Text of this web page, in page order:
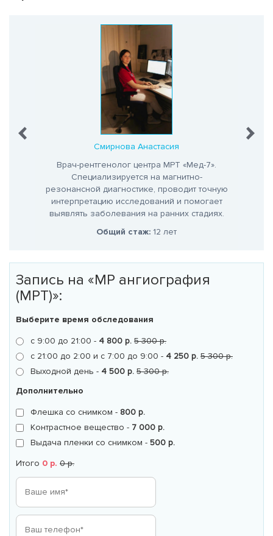
Смирнова Анастасия
Врач-рентгенолог центра МРТ «Мед-7».
Специализируется на магнитно-
резонансной диагностике, проводит точную
интерпретацию исследований и помогает
выявлять заболевания на ранних стадиях.
Общий стаж: 12 лет
Запись на «МР ангиография
(МРТ)»:
Выберите время обследования
с 9:00 до 21:00 - 4 800 р. 5 300 р.
с 21:00 до 2:00 и с 7:00 до 9:00 - 4 250 р. 5 300 р.
Выходной день - 4 500 р. 5 300 р.
Дополнительно
Флешка со снимком - 800 р.
Контрастное вещество - 7 000 р.
Выдача пленки со снимком - 500 р.
Итого 0 р. 0 р.